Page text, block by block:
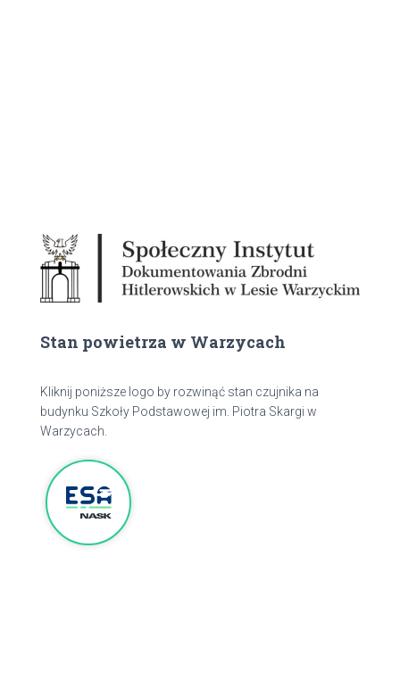
Stan powietrza w Warzycach
Kliknij poniższe logo by rozwinąć stan czujnika na
budynku Szkoły Podstawowej im. Piotra Skargi w
Warzycach.